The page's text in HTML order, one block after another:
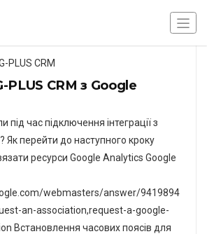
PLUS CRM
PLUS CRM з Google
під час підключення інтеграції з
Як перейти до наступного кроку
ресурси Google Analytics Google
webmasters/answer/9419894
an-association,request-a-google-
Встановлення часових поясів для